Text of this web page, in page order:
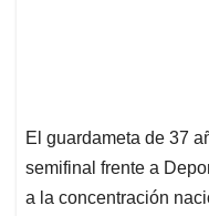
El guardameta de 37
semifinal frente a
a la concentración